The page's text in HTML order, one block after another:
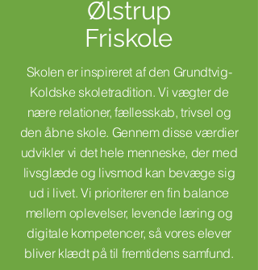
Ølstrup
Friskole
Skolen er inspireret af den Grundtvig-
Koldske skoletradition. Vi vægter de
nære relationer, fællesskab, trivsel og
den åbne skole. Gennem disse værdier
udvikler vi det hele menneske, der med
livsglæde og livsmod kan bevæge sig
ud i livet. Vi prioriterer en fin balance
mellem oplevelser, levende læring og
digitale kompetencer, så vores elever
bliver klædt på til fremtidens samfund.